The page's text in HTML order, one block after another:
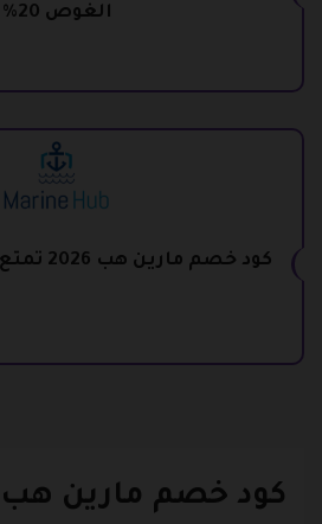
الغوص 20%
كود خصم مارين هب 2026 تمتع برحلة صيد مميزة
كود خصم مارين هب